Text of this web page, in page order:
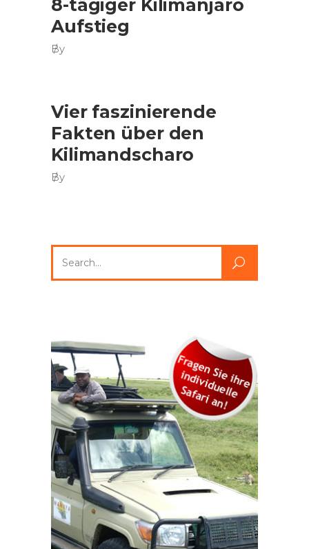
8-tägiger Kilimanjaro
Aufstieg
By
Vier faszinierende
Fakten über den
Kilimandscharo
By
for: